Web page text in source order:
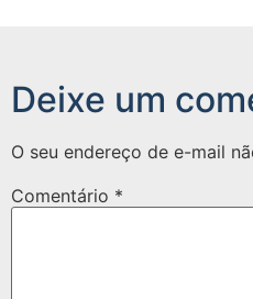
Deixe um
O seu endereço de e-mail
Comentário *